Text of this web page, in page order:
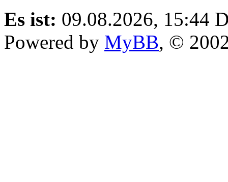
Es ist: 09.08.2026, 15:44
Powered by MyBB, ©